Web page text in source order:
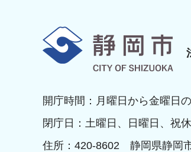
開庁時間：月曜日から金曜日
閉庁日：土曜日、日曜日、祝
住所：420-8602 静岡県静岡